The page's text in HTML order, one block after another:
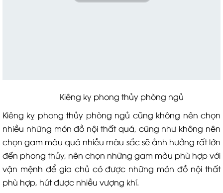
Kiêng kỵ phong thủy phòng ngủ
Kiêng kỵ phong thủy phòng ngủ cũng không nên chọn
nhiều những món đồ nội thất quá, cũng như không nên
chọn gam màu quá nhiều màu sắc sẽ ảnh hưởng rất lớn
đến phong thủy, nên chọn những gam màu phù hợp với
vận mệnh để gia chủ có được những món đồ nội thất
phù hợp, hút được nhiều vượng khí.